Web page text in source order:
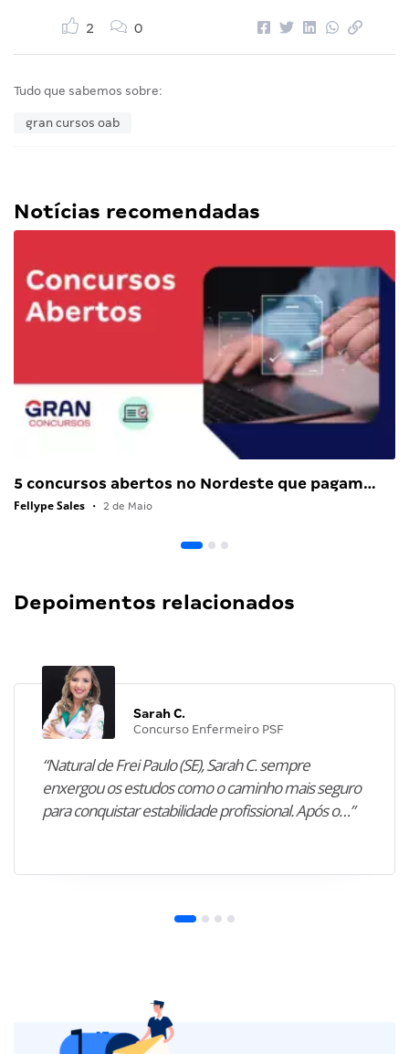
2 0
Tudo que sabemos sobre:
gran cursos oab
Notícias recomendadas
5 concursos abertos no Nordeste que pagam…
Fellype Sales • 2 de Maio
Depoimentos relacionados
Sarah C.
Concurso Enfermeiro PSF
“Natural de Frei Paulo (SE), Sarah C. sempre
enxergou os estudos como o caminho mais seguro
para conquistar estabilidade profissional. Após o…”